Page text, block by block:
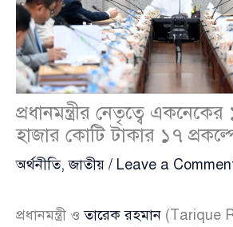
প্রধানমন্ত্রীর নেতৃত্বে
হাজার কোটি টাকার ১৭
অর্থনীতি,জাতীয় / Leave a
প্রধানমন্ত্রী ওতারেক রহমান (Tarique